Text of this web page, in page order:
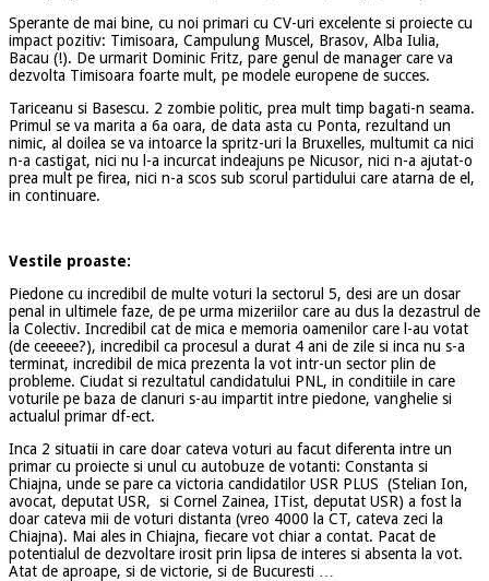
Sperante de mai bine, cu noi primari cu CV-uri excelente si proiecte cu
impact pozitiv: Timisoara, Campulung Muscel, Brasov, Alba Iulia,
Bacau (!). De urmarit Dominic Fritz, pare genul de manager care va
dezvolta Timisoara foarte mult, pe modele europene de succes.
Tariceanu si Basescu. 2 zombie politic, prea mult timp bagati-n seama.
Primul se va marita a 6a oara, de data asta cu Ponta, rezultand un
nimic, al doilea se va intoarce la spritz-uri la Bruxelles, multumit ca nici
n-a castigat, nici nu l-a incurcat indeajuns pe Nicusor, nici n-a ajutat-o
prea mult pe firea, nici n-a scos sub scorul partidului care atarna de el,
in continuare.
Vestile proaste:
Piedone cu incredibil de multe voturi la sectorul 5, desi are un dosar
penal in ultimele faze, de pe urma mizeriilor care au dus la dezastrul de
la Colectiv. Incredibil cat de mica e memoria oamenilor care l-au votat
(de ceeeee?), incredibil ca procesul a durat 4 ani de zile si inca nu s-a
terminat, incredibil de mica prezenta la vot intr-un sector plin de
probleme. Ciudat si rezultatul candidatului PNL, in conditiile in care
voturile pe baza de clanuri s-au impartit intre piedone, vanghelie si
actualul primar df-ect.
Inca 2 situatii in care doar cateva voturi au facut diferenta intre un
primar cu proiecte si unul cu autobuze de votanti: Constanta si
Chiajna, unde se pare ca victoria candidatilor USR PLUS (Stelian Ion,
avocat, deputat USR, si Cornel Zainea, ITist, deputat USR) a fost la
doar cateva mii de voturi distanta (vreo 4000 la CT, cateva zeci la
Chiajna). Mai ales in Chiajna, fiecare vot chiar a contat. Pacat de
potentialul de dezvoltare irosit prin lipsa de interes si absenta la vot.
Atat de aproape, si de victorie, si de Bucuresti …